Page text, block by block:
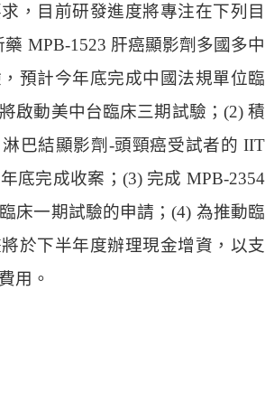
，目前研發進度將專注在下列目
MPB-1523 肝癌顯影劑多國多中
預計今年底完成中國法規單位臨
啟動美中台臨床三期試驗；(2) 積
巴結顯影劑-頭頸癌受試者的 IIT
底完成收案；(3) 完成 MPB-2354
床一期試驗的申請；(4) 為推動臨
於下半年度辦理現金增資，以支
用。